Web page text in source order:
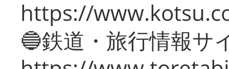
https://
🔵鉄道・旅行情報サ